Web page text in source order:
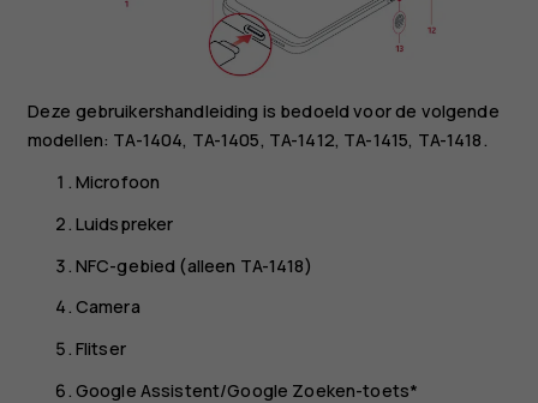
Deze gebruikershandleiding is bedoeld voor de volgende
modellen: TA-1404, TA-1405, TA-1412, TA-1415, TA-1418.
Microfoon
Luidspreker
NFC-gebied (alleen TA-1418)
Camera
Flitser
Google Assistent/Google Zoeken-toets*